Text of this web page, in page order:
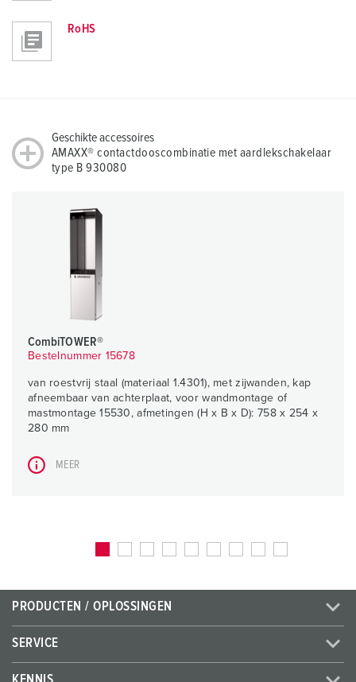
RoHS
Geschikte accessoires
AMAXX® contactdooscombinatie met aardlekschakelaar
type B 930080
CombiTOWER®
Bestelnummer 15678
van roestvrij staal (materiaal 1.4301), met zijwanden, kap
afneembaar van achterplaat, voor wandmontage of
mastmontage 15530, afmetingen (H x B x D): 758 x 254 x
280 mm
MEER
PRODUCTEN / OPLOSSINGEN
SERVICE